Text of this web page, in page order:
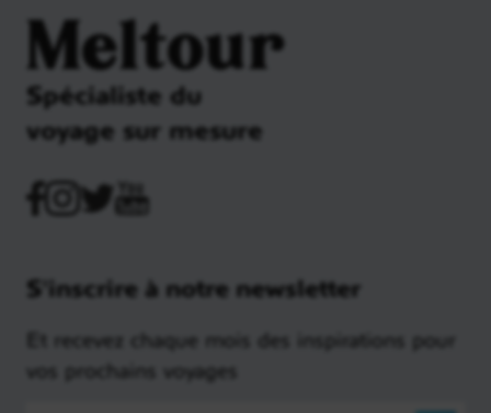
Meltour
Spécialiste du
voyage sur mesure
S'inscrire à notre newsletter
Et recevez chaque mois des inspirations pour
vos prochains voyages